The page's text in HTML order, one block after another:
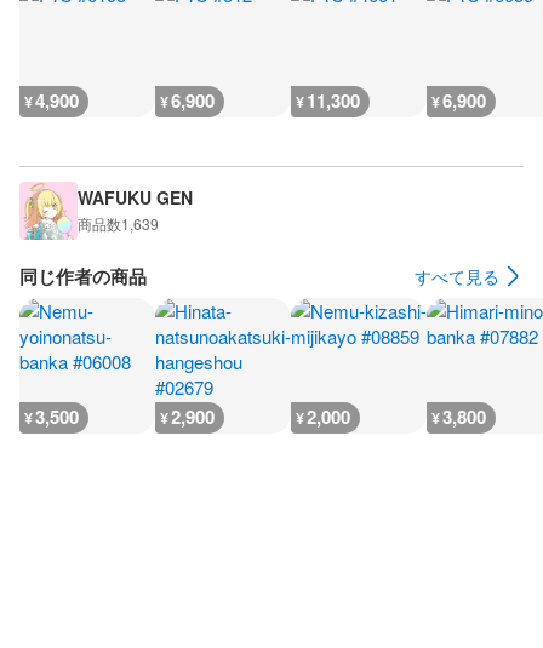
¥4,900 ¥6,900 ¥11,300 ¥6,900
WAFUKU GEN
商品数1,639
同じ作者の商品 すべて見る
¥3,500 ¥2,900 ¥2,000 ¥3,800